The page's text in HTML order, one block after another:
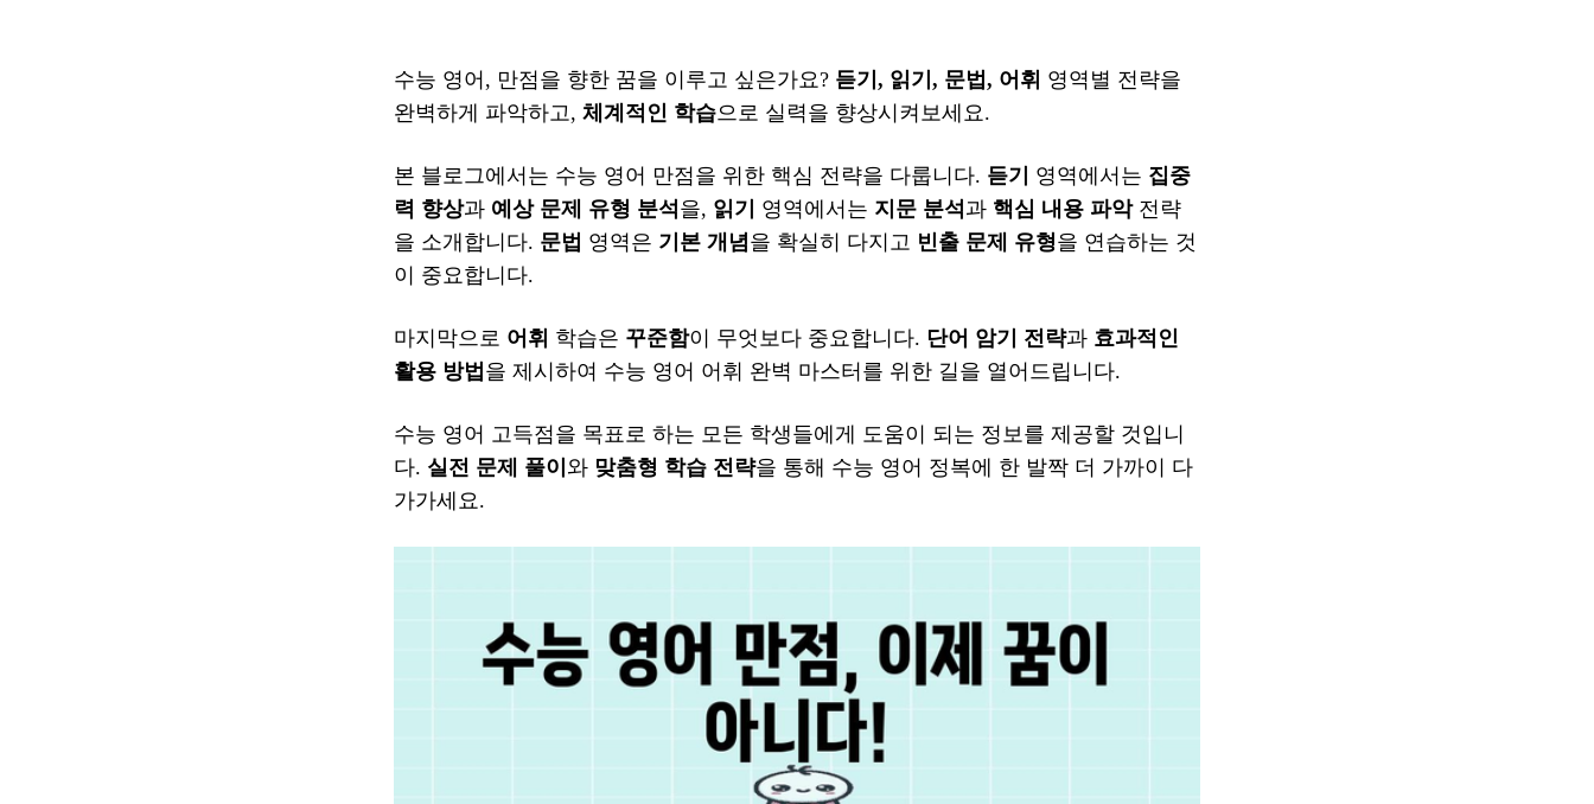
수능 영어, 만점을 향한 꿈을 이루고 싶은가요? 듣기, 읽기, 문법, 어휘 영역별 전략을
완벽하게 파악하고, 체계적인 학습으로 실력을 향상시켜보세요.
본 블로그에서는 수능 영어 만점을 위한 핵심 전략을 다룹니다. 듣기 영역에서는 집중
력 향상과 예상 문제 유형 분석 을, 읽기 영역에서는 지문 분석 과 핵심 내용 파악전략
을 소개합니다. 문법 영역은 기본 개념을 확실히 다지고 빈출 문제 유형을 연습하는 것
이 중요합니다.
마지막으로 어휘 학습은 꾸준함이 무엇보다 중요합니다. 단어 암기 전략과 효과적인
활용 방법 을 제시하여 수능 영어 어휘 완벽 마스터를 위한 길을 열어드립니다.
수능 영어 고득점을 목표로 하는 모든 학생들에게 도움이 되는 정보를 제공할 것입니
다. 실전 문제 풀이 와 맞춤형 학습 전략을 통해 수능 영어 정복에 한 발짝 더 가까이 다
가가세요.